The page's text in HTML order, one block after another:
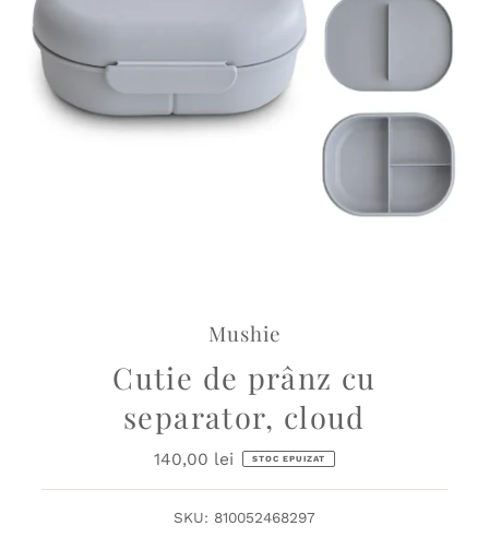
Mushie
Cutie de prânz cu
separator, cloud
Preț
140,00 lei STOC EPUIZAT
SKU: 810052468297